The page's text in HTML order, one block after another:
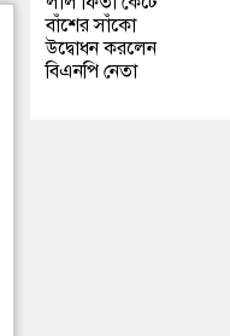
বাঁশের সাঁকো
উদ্বোধন করলেন
বিএনপি নেতা